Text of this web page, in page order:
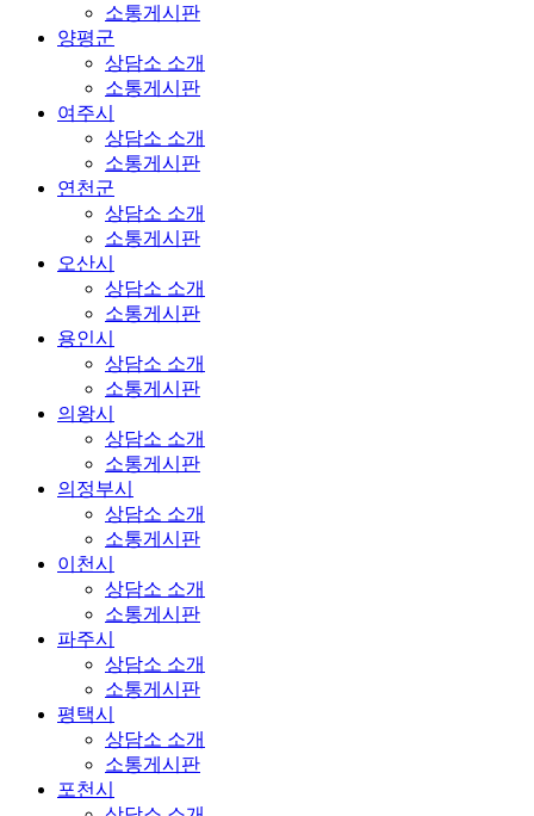
소통게시판
양평군
상담소 소개
소통게시판
여주시
상담소 소개
소통게시판
연천군
상담소 소개
소통게시판
오산시
상담소 소개
소통게시판
용인시
상담소 소개
소통게시판
의왕시
상담소 소개
소통게시판
의정부시
상담소 소개
소통게시판
이천시
상담소 소개
소통게시판
파주시
상담소 소개
소통게시판
평택시
상담소 소개
소통게시판
포천시